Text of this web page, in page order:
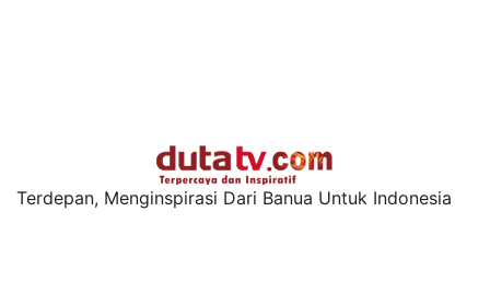
Terdepan, Menginspirasi Dari Banua Untuk Indonesia